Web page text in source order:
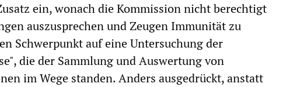
ein, wonach die Kommission nicht berechtigt
auszusprechen und Zeugen Immunität zu
Schwerpunkt auf eine Untersuchung der
die der Sammlung und Auswertung von
im Wege standen. Anders ausgedrückt, anstatt